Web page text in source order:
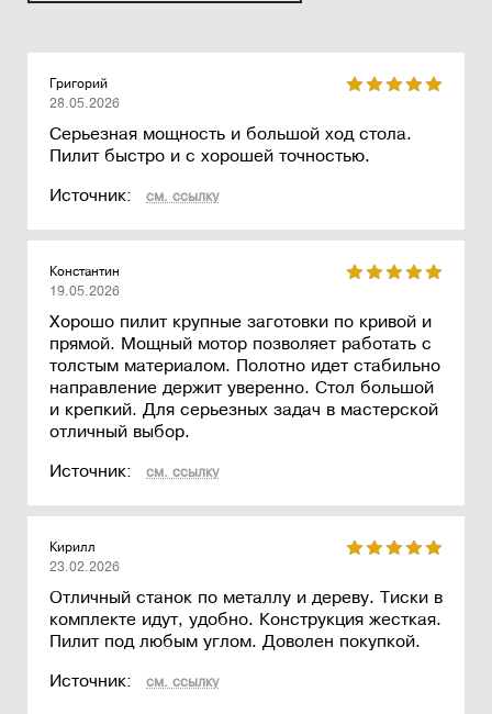
Григорий
28.05.2026
Серьезная мощность и большой ход стола.
Пилит быстро и с хорошей точностью.
Источник:
см. ссылку
Константин
19.05.2026
Хорошо пилит крупные заготовки по кривой и
прямой. Мощный мотор позволяет работать с
толстым материалом. Полотно идет стабильно
направление держит уверенно. Стол большой
и крепкий. Для серьезных задач в мастерской
отличный выбор.
Источник:
см. ссылку
Кирилл
23.02.2026
Отличный станок по металлу и дереву. Тиски в
комплекте идут, удобно. Конструкция жесткая.
Пилит под любым углом. Доволен покупкой.
Источник:
см. ссылку